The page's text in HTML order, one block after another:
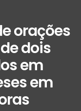
orações
dois
em
em